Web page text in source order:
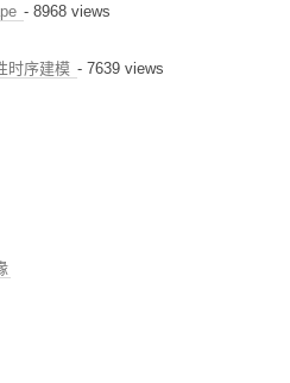
- 8968 views
时序建模 - 7639 views